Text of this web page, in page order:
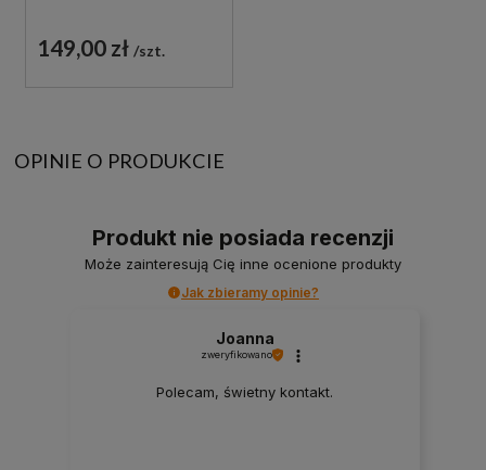
149,00 zł szt.
OPINIE O PRODUKCIE
Produkt nie posiada recenzji
Może zainteresują Cię inne ocenione produkty
Jak zbieramy opinie?
Joanna
zweryfikowano
Polecam, świetny kontakt.